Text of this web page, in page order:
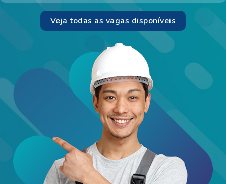
Veja todas as vagas disponíveis